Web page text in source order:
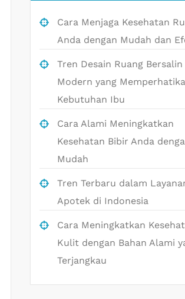
Cara Menjaga Kesehatan
Anda dengan Mudah dan
Tren Desain Ruang Bersalin
Modern yang
Kebutuhan Ibu
Cara Alami Meningkatkan
Kesehatan Bibir Anda
Mudah
Tren Terbaru dalam
Apotek di Indonesia
Cara Meningkatkan
Kulit dengan Bahan Alami
Terjangkau